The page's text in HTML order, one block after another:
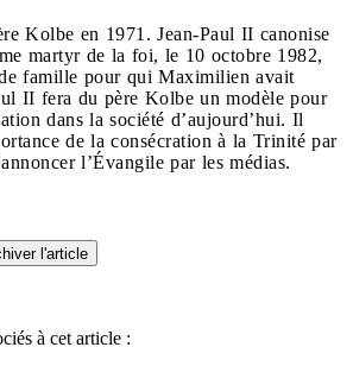
Kolbe en 1971. Jean-Paul II canonise
martyr de la foi, le 10 octobre 1982,
famille pour qui Maximilien avait
II fera du père Kolbe un modèle pour
dans la société d’aujourd’hui. Il
de la consécration à la Trinité par
l’Évangile par les médias.
l'article
à cet article :